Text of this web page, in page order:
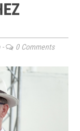
- 0 Comments